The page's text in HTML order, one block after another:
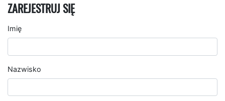
ZAREJESTRUJ SIĘ
Imię
Nazwisko